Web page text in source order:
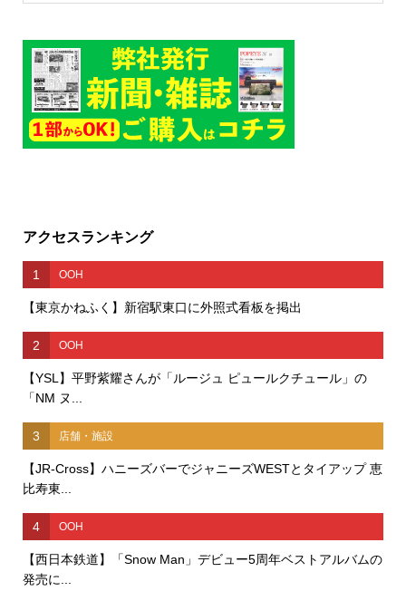
アクセスランキング
1 OOH
【東京かねふく】新宿駅東口に外照式看板を掲出
2 OOH
【YSL】平野紫耀さんが「ルージュ ピュールクチュール」の
「NM ヌ...
3 店舗・施設
【JR-Cross】ハニーズバーでジャニーズWESTとタイアップ 恵
比寿東...
4 OOH
【西日本鉄道】「Snow Man」デビュー5周年ベストアルバムの
発売に...